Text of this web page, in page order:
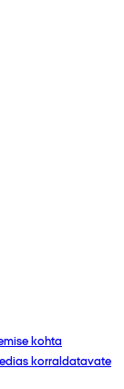
kohta
korraldatavate